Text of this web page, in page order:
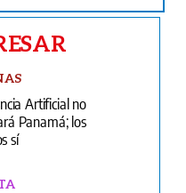
Artificial no
Panamá; los
sí